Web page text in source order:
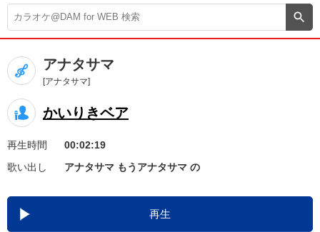
DAM★とも録音
カラオケ＠DAM
ユーザー検索
キャンペーン
お知らせ よくあるご質問
DAMの新曲・ランキングなど
カラオケ最新情報をチェック！
アナタサマ
[アナタサマ]
かいりきベア
再生時間
00:02:19
歌い出し
アナタサマ もうアナタサマ の
再生